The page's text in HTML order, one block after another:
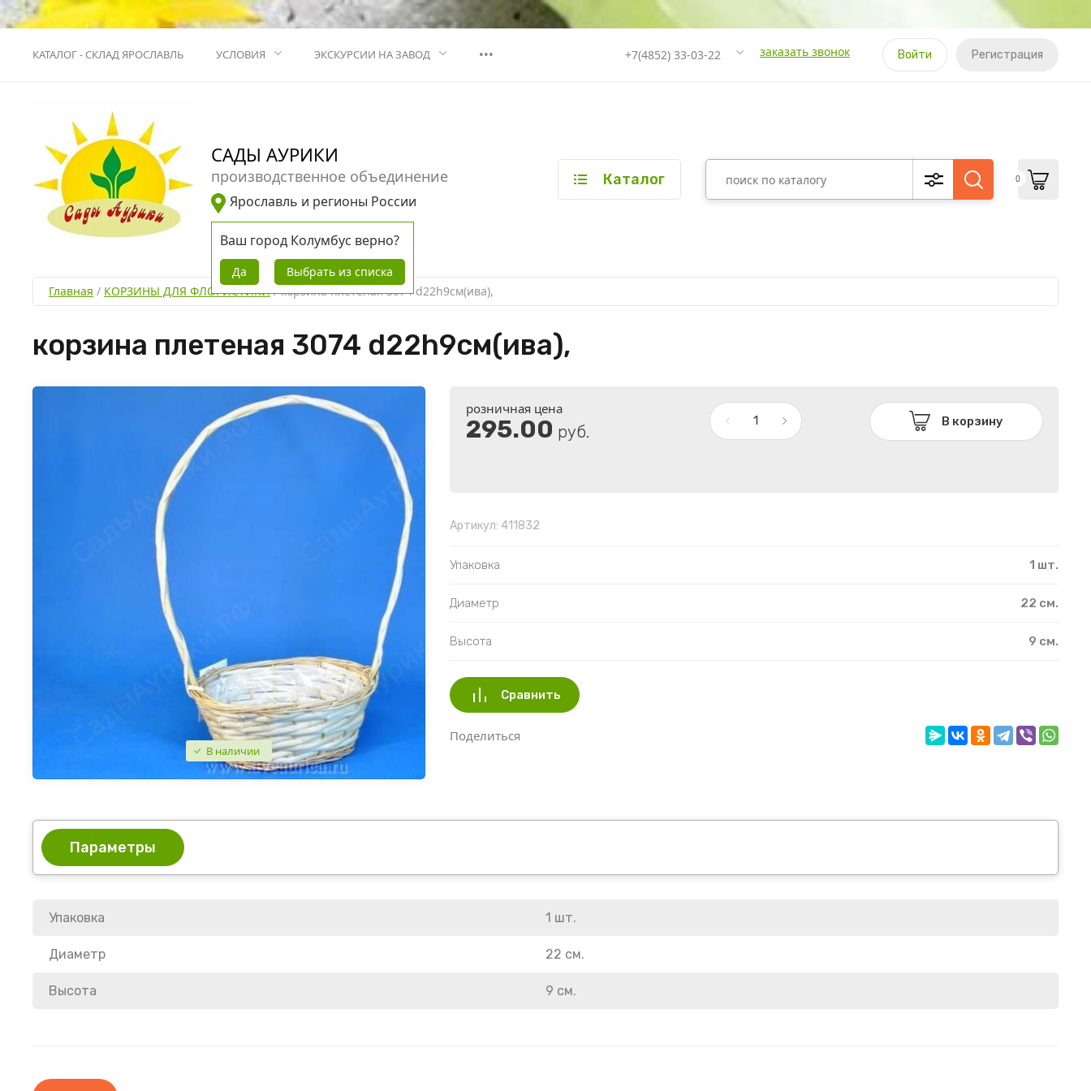
КАТАЛОГ - СКЛАД ЯРОСЛАВЛЬ УСЛОВИЯ ЭКСКУРСИИ НА ЗАВОД ••• +7(4852) 33-03-22 заказать звонок Войти Регистрация
САДЫ АУРИКИ
производственное объединение
Ярославль и регионы России
Ваш город Колумбус верно?
Да Выбрать из списка
Каталог 0
Главная / КОРЗИНЫ ДЛЯ ФЛОРИСТИКИ / корзина плетеная 3074 d22h9см(ива),
корзина плетеная 3074 d22h9см(ива),
В наличии
розничная цена
295.00 руб.
В корзину
Артикул: 411832
Упаковка 1 шт.
Диаметр 22 см.
Высота 9 см.
Сравнить
Поделиться
Параметры
Упаковка 1 шт.
Диаметр 22 см.
Высота 9 см.